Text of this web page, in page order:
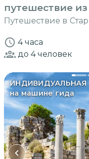
путешествие
Путешествие в
4 часа
до 4человек
ИНДИВИДУАЛЬНАЯ
на машине гида